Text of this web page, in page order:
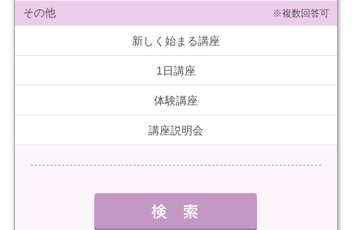
その他 ※複数回答可
新しく始まる講座
1日講座
体験講座
講座説明会